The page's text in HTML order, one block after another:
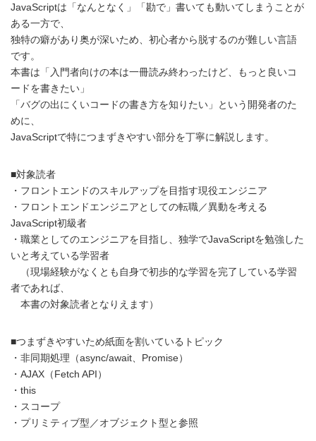
JavaScriptは「なんとなく」「勘で」書いても動いてしまうことが
ある一方で、
独特の癖があり奥が深いため、初心者から脱するのが難しい言語
です。
本書は「入門者向けの本は一冊読み終わったけど、もっと良いコ
ードを書きたい」
「バグの出にくいコードの書き方を知りたい」という開発者のた
めに、
JavaScriptで特につまずきやすい部分を丁寧に解説します。
■対象読者
・フロントエンドのスキルアップを目指す現役エンジニア
・フロントエンドエンジニアとしての転職／異動を考える
JavaScript初級者
・職業としてのエンジニアを目指し、独学でJavaScriptを勉強した
いと考えている学習者
（現場経験がなくとも自身で初歩的な学習を完了している学習
者であれば、
本書の対象読者となりえます）
■つまずきやすいため紙面を割いているトピック
・非同期処理（async/await、Promise）
・AJAX（Fetch API）
・this
・スコープ
・プリミティブ型／オブジェクト型と参照